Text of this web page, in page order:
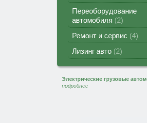
Переоборудование
автомобиля
2
Ремонт и сервис 4
Лизинг авто 2
Электрические грузовые
подробнее